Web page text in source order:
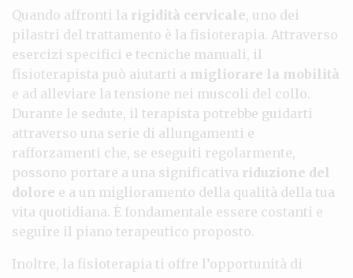
Quando affronti la rigidità cervicale, uno dei
pilastri del trattamento è la fisioterapia. Attraverso
esercizi specifici e tecniche manuali, il
fisioterapista può aiutarti a migliorare la mobilità
e ad alleviare la tensione nei muscoli del collo.
Durante le sedute, il terapista potrebbe guidarti
attraverso una serie di allungamenti e
rafforzamenti che, se eseguiti regolarmente,
possono portare a una significativa riduzione del
dolore e a un miglioramento della qualità della tua
vita quotidiana. È fondamentale essere costanti e
seguire il piano terapeutico proposto.
Inoltre, la fisioterapia ti offre l’opportunità di